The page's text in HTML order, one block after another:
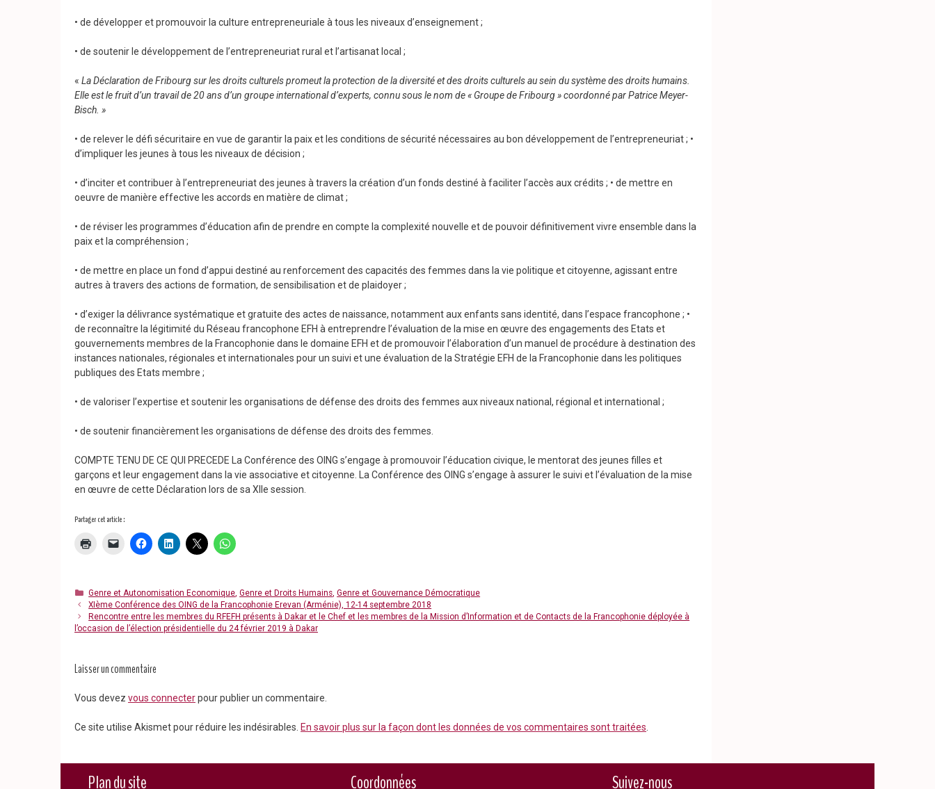
• de développer et promouvoir la culture entrepreneuriale à tous les niveaux d’enseignement ;
• de soutenir le développement de l’entrepreneuriat rural et l’artisanat local ;
« La Déclaration de Fribourg sur les droits culturels promeut la protection de la diversité et des droits culturels au sein du système des droits humains.
Elle est le fruit d’un travail de 20 ans d’un groupe international d’experts, connu sous le nom de « Groupe de Fribourg » coordonné par Patrice Meyer-
Bisch. »
• de relever le défi sécuritaire en vue de garantir la paix et les conditions de sécurité nécessaires au bon développement de l’entrepreneuriat ; •
d’impliquer les jeunes à tous les niveaux de décision ;
• d’inciter et contribuer à l’entrepreneuriat des jeunes à travers la création d’un fonds destiné à faciliter l’accès aux crédits ; • de mettre en
oeuvre de manière effective les accords en matière de climat ;
• de réviser les programmes d’éducation afin de prendre en compte la complexité nouvelle et de pouvoir définitivement vivre ensemble dans la
paix et la compréhension ;
• de mettre en place un fond d’appui destiné au renforcement des capacités des femmes dans la vie politique et citoyenne, agissant entre
autres à travers des actions de formation, de sensibilisation et de plaidoyer ;
• d’exiger la délivrance systématique et gratuite des actes de naissance, notamment aux enfants sans identité, dans l’espace francophone ; •
de reconnaître la légitimité du Réseau francophone EFH à entreprendre l’évaluation de la mise en œuvre des engagements des Etats et
gouvernements membres de la Francophonie dans le domaine EFH et de promouvoir l’élaboration d’un manuel de procédure à destination des
instances nationales, régionales et internationales pour un suivi et une évaluation de la Stratégie EFH de la Francophonie dans les politiques
publiques des Etats membre ;
• de valoriser l’expertise et soutenir les organisations de défense des droits des femmes aux niveaux national, régional et international ;
• de soutenir financièrement les organisations de défense des droits des femmes.
COMPTE TENU DE CE QUI PRECEDE La Conférence des OING s’engage à promouvoir l’éducation civique, le mentorat des jeunes filles et
garçons et leur engagement dans la vie associative et citoyenne. La Conférence des OING s’engage à assurer le suivi et l’évaluation de la mise
en œuvre de cette Déclaration lors de sa XIIe session.
Partager cet article :
Catégories
Genre et Autonomisation Economique,Genre et Droits Humains,Genre et Gouvernance Démocratique
XIème Conférence des OING de la Francophonie Erevan (Arménie), 12-14 septembre 2018
Rencontre entre les membres du RFEFH présents à Dakar et le Chef et les membres de la Mission d’Information et de Contacts de la Francophonie déployée à
l’occasion de l’élection présidentielle du 24 février 2019 à Dakar
Laisser un commentaire
Vous devez vous connecterpour publier un commentaire.
Ce site utilise Akismet pour réduire les indésirables. En savoir plus sur la façon dont les données de vos commentaires sont traitées.
Plan du site Coordonnées Suivez-nous